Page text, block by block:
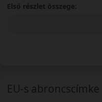
Első részlet összege:
EU-s abroncscímke